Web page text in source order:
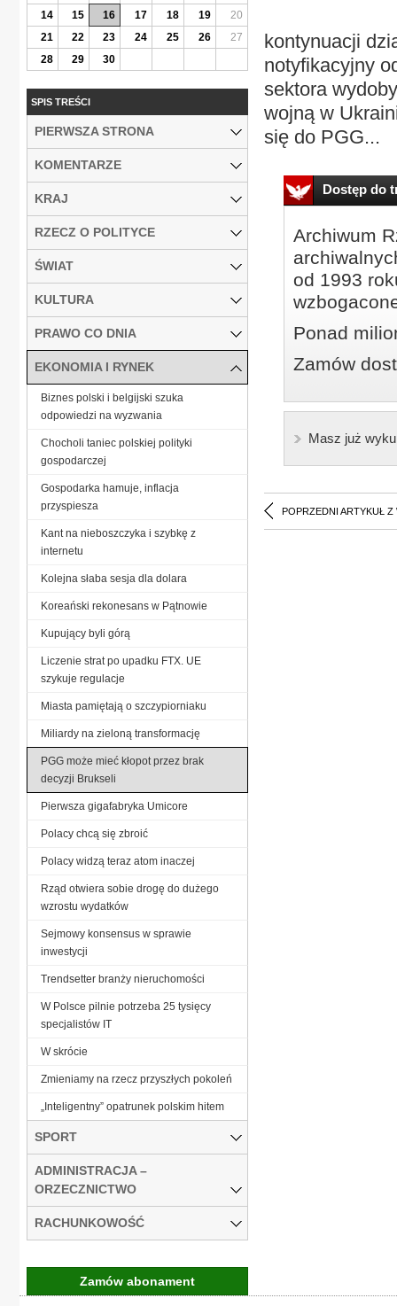
kontynuacji
notyfikacyjny
sektora
wojną w
się do PGG...
Dostęp do
Archiwum
od 1993
Ponad
Zamów
Masz już
POPRZEDNI ARTYKUŁ Z
14
15 16 17 18 19
20
21
22 23 24 25 26
27
28
29 30
SPIS TREŚCI
PIERWSZA STRONA
KOMENTARZE
KRAJ
RZECZ O POLITYCE
ŚWIAT
KULTURA
PRAWO CO DNIA
EKONOMIA I RYNEK
Biznes polski i belgijski szuka
odpowiedzi na wyzwania
Chocholi taniec polskiej polityki
gospodarczej
Gospodarka hamuje, inflacja
przyspiesza
Kant na nieboszczyka i szybkę z
internetu
Kolejna słaba sesja dla dolara
Koreański rekonesans w Pątnowie
Kupujący byli górą
Liczenie strat po upadku FTX. UE
szykuje regulacje
Miasta pamiętają o szczypiorniaku
Miliardy na zieloną transformację
PGG może mieć kłopot przez brak
decyzji Brukseli
Pierwsza gigafabryka Umicore
Polacy chcą się zbroić
Polacy widzą teraz atom inaczej
Rząd otwiera sobie drogę do dużego
wzrostu wydatków
Sejmowy konsensus w sprawie
inwestycji
Trendsetter branży nieruchomości
W Polsce pilnie potrzeba 25 tysięcy
specjalistów IT
W skrócie
Zmieniamy na rzecz przyszłych pokoleń
„Inteligentny” opatrunek polskim hitem
SPORT
ADMINISTRACJA –
ORZECZNICTWO
RACHUNKOWOŚĆ
Zamów abonament